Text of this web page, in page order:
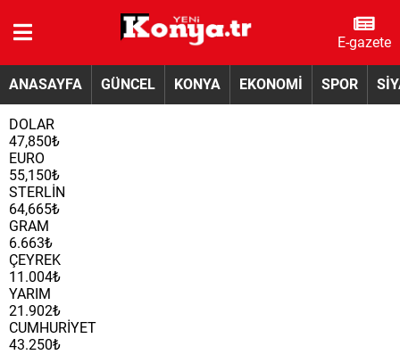
E-gazete
ANASAYFA GÜNCEL KONYA EKONOMİ SPOR
DOLAR
47,850₺
EURO
55,150₺
STERLİN
64,665₺
GRAM
6.663₺
ÇEYREK
11.004₺
YARIM
21.902₺
CUMHURİYET
43.250₺